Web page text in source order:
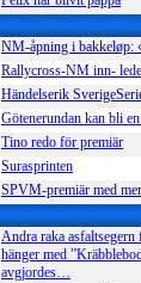
NM-åpning i bakkeløp:
Rallycross-NM inn-
Händelserik
Götenerundan kan bli
Tino redo för premiär
Surasprinten
SPVM-premiär med
Andra raka
hänger med
avgjordes…